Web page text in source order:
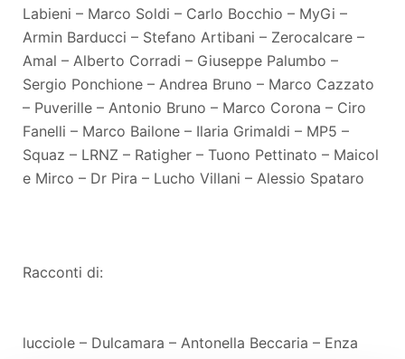
Labieni – Marco Soldi – Carlo Bocchio – MyGi –
Armin Barducci – Stefano Artibani – Zerocalcare –
Amal – Alberto Corradi – Giuseppe Palumbo –
Sergio Ponchione – Andrea Bruno – Marco Cazzato
– Puverille – Antonio Bruno – Marco Corona – Ciro
Fanelli – Marco Bailone – Ilaria Grimaldi – MP5 –
Squaz – LRNZ – Ratigher – Tuono Pettinato – Maicol
e Mirco – Dr Pira – Lucho Villani – Alessio Spataro
Racconti di:
lucciole – Dulcamara – Antonella Beccaria – Enza